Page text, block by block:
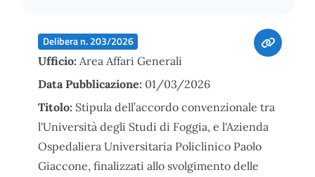
Delibera n. 203/2026
Ufficio: Area Affari Generali
Data Pubblicazione: 01/03/2026
Titolo: Stipula dell’accordo convenzionale tra
l'Università degli Studi di Foggia, e l'Azienda
Ospedaliera Universitaria Policlinico Paolo
Giaccone, finalizzati allo svolgimento delle